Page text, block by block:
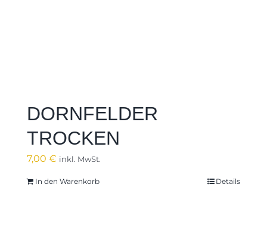
DORNFELDER
TROCKEN
7,00 € inkl. MwSt.
In den Warenkorb Details